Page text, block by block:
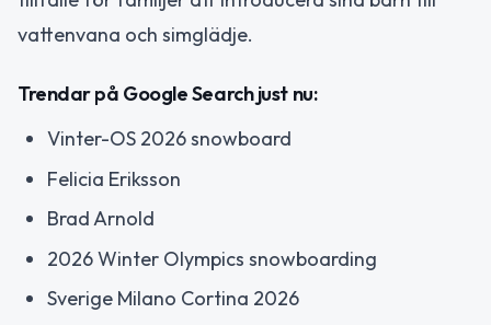
vattenvana och simglädje.
Trendar på Google Search just nu:
Vinter-OS 2026 snowboard
Felicia Eriksson
Brad Arnold
2026 Winter Olympics snowboarding
Sverige Milano Cortina 2026